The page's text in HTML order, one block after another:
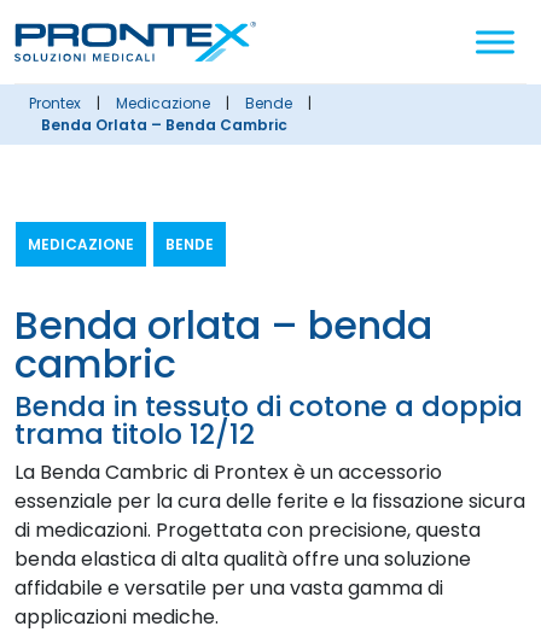
sito
prontex | medicazione | bende
|
Benda Orlata – Benda Cambric
MEDICAZIONE BENDE
benda orlata – benda
cambric
Benda in tessuto di cotone a doppia
trama titolo 12/12
La Benda Cambric di Prontex è un accessorio
essenziale per la cura delle ferite e la fissazione sicura
di medicazioni. Progettata con precisione, questa
benda elastica di alta qualità offre una soluzione
affidabile e versatile per una vasta gamma di
applicazioni mediche.